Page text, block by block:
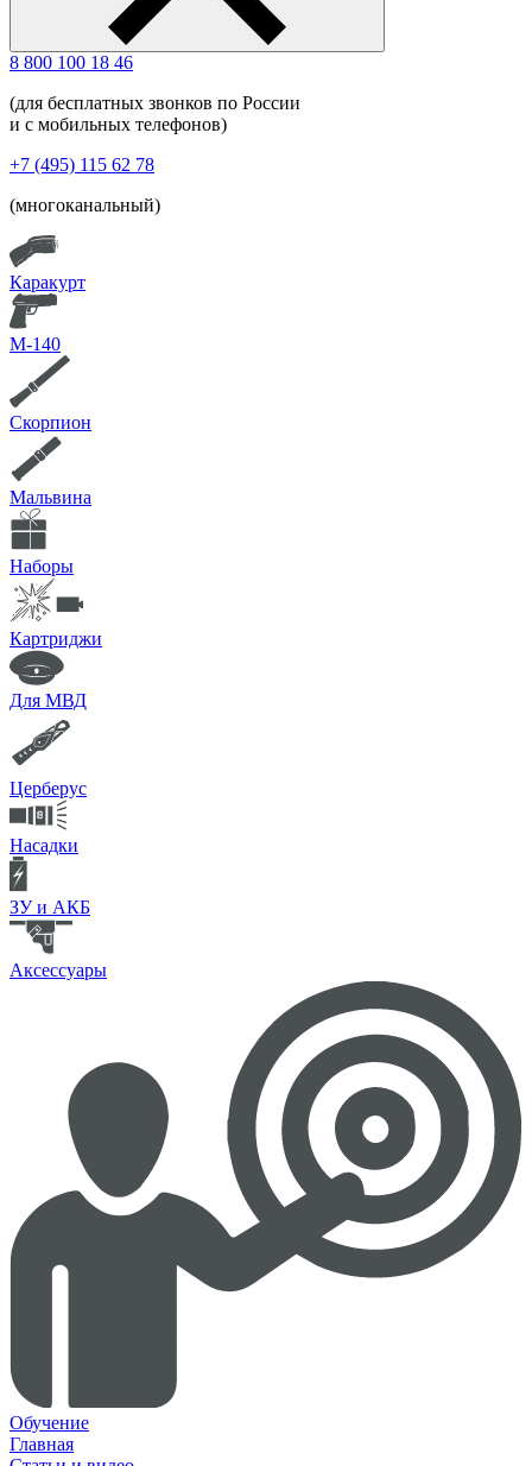
8 800 100 18 46
(для бесплатных звонков по России
и с мобильных телефонов)
+7 (495) 115 62 78
(многоканальный)
Каракурт
М-140
Скорпион
Мальвина
Наборы
Картриджи
Для МВД
Церберус
Насадки
ЗУ и АКБ
Аксессуары
Обучение
Главная